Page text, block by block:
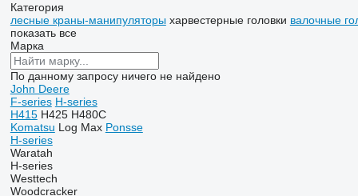
Категория
лесные краны-манипуляторы харвестерные головки валочные
показать все
Марка
По данному запросу ничего не найдено
John Deere
F-series H-series
H415 H425 H480C
Komatsu Log Max Ponsse
H-series
Waratah
H-series
Westtech
Woodcracker